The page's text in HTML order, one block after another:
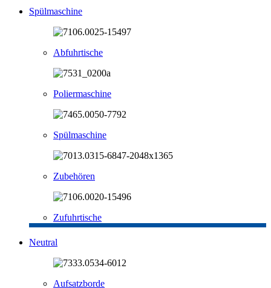
Spülmaschine
Abfuhrtische
Poliermaschine
Spülmaschine
Zubehören
Zufuhrtische
Neutral
Aufsatzborde